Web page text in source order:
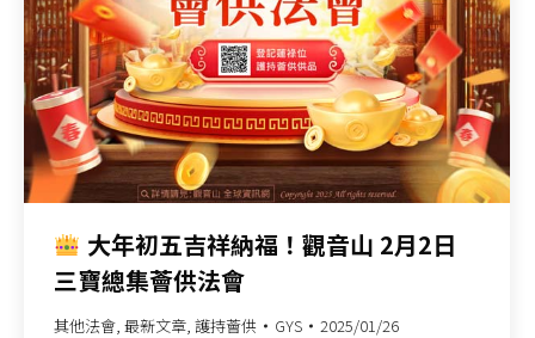
大年初五吉祥納福！觀音山 2月2日
三寶總集薈供法會
其他法會, 最新文章, 護持薈供 GYS 2025/01/26